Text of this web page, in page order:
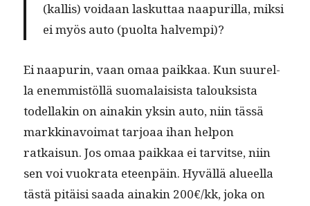
(kallis) voidaan laskut­taa naa­puril­la, mik­si
ei myös auto (puol­ta halvempi)?
Ei naa­purin, vaan omaa paikkaa. Kun suurel­
la enem­mistöl­lä suo­ma­lai­sista talouk­sista
todel­lakin on ainakin yksin auto, niin tässä
markki­navoimat tar­joaa ihan helpon
ratkaisun. Jos omaa paikkaa ei tarvitse, niin
sen voi vuokra­ta eteen­päin. Hyväl­lä alueel­la
tästä pitäisi saa­da ainakin 200€/kk, joka on